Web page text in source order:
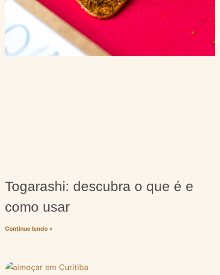
Togarashi: descubra o que é e
como usar
Continue lendo »